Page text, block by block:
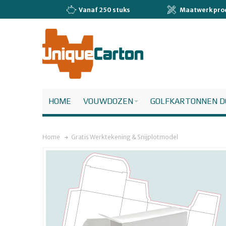
Vanaf 250 stuks Maatwerk
HOME VOUWDOZEN GOLFKARTONNEN
Home Gratis Werktekening & Snijplotmodel